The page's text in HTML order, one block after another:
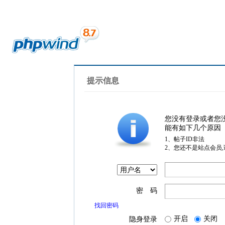
提示信息
您没有登录或者您
能有如下几个原因
1、帖子ID非法
2、您还不是站点会员
密 码
找回密码
隐身登录 开启 关闭